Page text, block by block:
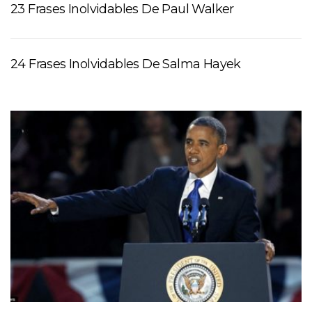
23 Frases Inolvidables De Paul Walker
24 Frases Inolvidables De Salma Hayek